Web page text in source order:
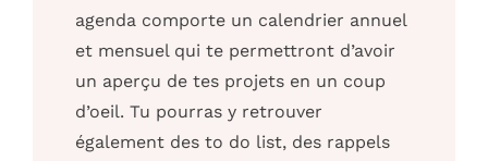
agenda comporte un calendrier annuel
et mensuel qui te permettront d’avoir
un aperçu de tes projets en un coup
d’oeil. Tu pourras y retrouver
également des to do list, des rappels